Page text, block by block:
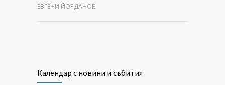
ЕВГЕНИ ЙОРДАНОВ
Календар с новини и събития